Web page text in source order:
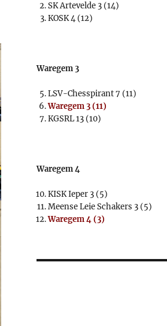
SK Artevelde 3 (14)
KOSK 4 (12)
Waregem 3
LSV-Chesspirant 7 (11)
Waregem 3 (11)
KGSRL 13 (10)
Waregem 4
KISK Ieper 3 (5)
Meense Leie Schakers 3 (5)
Waregem 4 (3)